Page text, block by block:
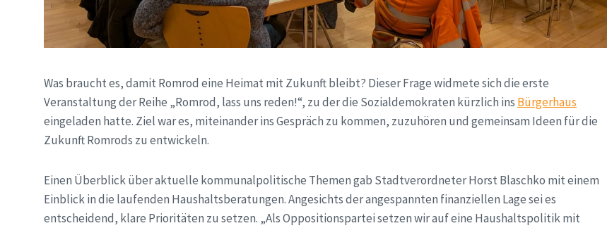
Was braucht es, damit Romrod eine Heimat mit Zukunft bleibt? Dieser Frage widmete sich die erste
Veranstaltung der Reihe „Romrod, lass uns reden!“, zu der die Sozialdemokraten kürzlich ins Bürgerhaus
eingeladen hatte. Ziel war es, miteinander ins Gespräch zu kommen, zuzuhören und gemeinsam Ideen für die
Zukunft Romrods zu entwickeln.
Einen Überblick über aktuelle kommunalpolitische Themen gab Stadtverordneter Horst Blaschko mit einem
Einblick in die laufenden Haushaltsberatungen. Angesichts der angespannten finanziellen Lage sei es
entscheidend, klare Prioritäten zu setzen. „Als Oppositionspartei setzen wir auf eine Haushaltspolitik mit